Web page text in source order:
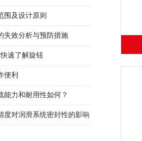
围及设计原则
失效分析与预防措施
速了解旋钮
便利
能力和耐用性如何？
度对润滑系统密封性的影响